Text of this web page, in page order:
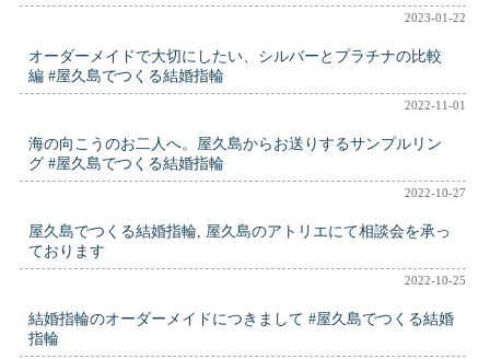
2023-01-22
オーダーメイドで大切にしたい、シルバーとプラチナの比較
編 #屋久島でつくる結婚指輪
2022-11-01
海の向こうのお二人へ。屋久島からお送りするサンプルリン
グ #屋久島でつくる結婚指輪
2022-10-27
屋久島でつくる結婚指輪, 屋久島のアトリエにて相談会を承っ
ております
2022-10-25
結婚指輪のオーダーメイドにつきまして #屋久島でつくる結婚
指輪